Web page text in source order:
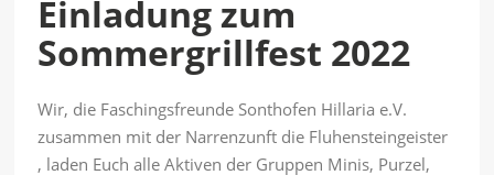
Einladung zum
Sommergrillfest 2022
Wir, die Faschingsfreunde Sonthofen Hillaria e.V.
zusammen mit der Narrenzunft die Fluhensteingeister
, laden Euch alle Aktiven der Gruppen Minis, Purzel,